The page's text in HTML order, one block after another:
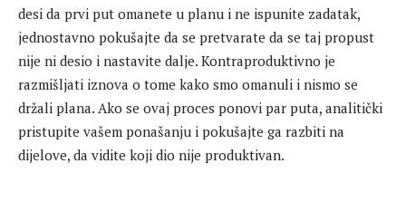
desi da prvi put omanete u planu i ne ispunite zadatak,
jednostavno pokušajte da se pretvarate da se taj propust
nije ni desio i nastavite dalje. Kontraproduktivno je
razmišljati iznova o tome kako smo omanuli i nismo se
držali plana. Ako se ovaj proces ponovi par puta, analitički
pristupite vašem ponašanju i pokušajte ga razbiti na
dijelove, da vidite koji dio nije produktivan.